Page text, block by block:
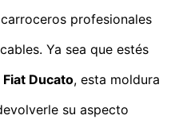
profesionales
Ya sea que estés
Fiat Ducato, esta moldura
su aspecto